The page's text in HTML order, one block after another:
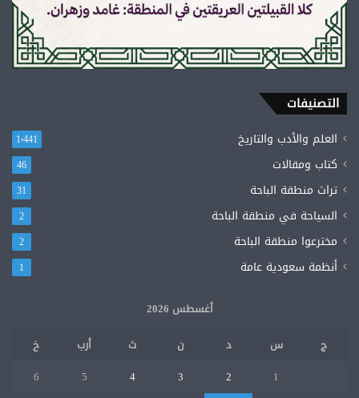
التصنيفات
العلم والأدب والتاريخ 1٬441
كتاب ومقالات 46
تراث منطقة الباحة 31
السياحة في منطقة الباحة 2
مخترعوا منطقة الباحة 2
أنظمة سعودية عامة 1
أغسطس 2026
ج
س د ن ث أرب
خ
1
2
3
4
5
6